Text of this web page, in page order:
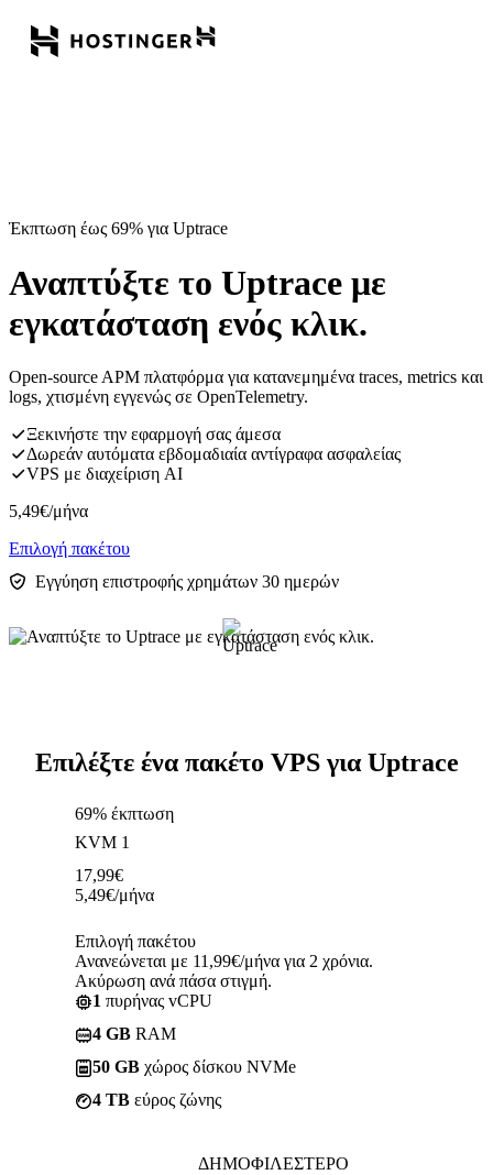
Έκπτωση έως 69% για Uptrace
Αναπτύξτε το Uptrace με
εγκατάσταση ενός κλικ.
Open-source APM πλατφόρμα για κατανεμημένα traces, metrics και
logs, χτισμένη εγγενώς σε OpenTelemetry.
Ξεκινήστε την εφαρμογή σας άμεσα
Δωρεάν αυτόματα εβδομαδιαία αντίγραφα ασφαλείας
VPS με διαχείριση AI
5,49€/μήνα
Επιλογή πακέτου
Εγγύηση επιστροφής χρημάτων 30 ημερών
Επιλέξτε ένα πακέτο VPS για Uptrace
69% έκπτωση
KVM 1
17,99€
5,49€/μήνα
Επιλογή πακέτου
Ανανεώνεται με 11,99€/μήνα για 2 χρόνια.
Ακύρωση ανά πάσα στιγμή.
1 πυρήνας vCPU
4 GB RAM
50 GB χώρος δίσκου NVMe
4 TB εύρος ζώνης
ΔΗΜΟΦΙΛΈΣΤΕΡΟ